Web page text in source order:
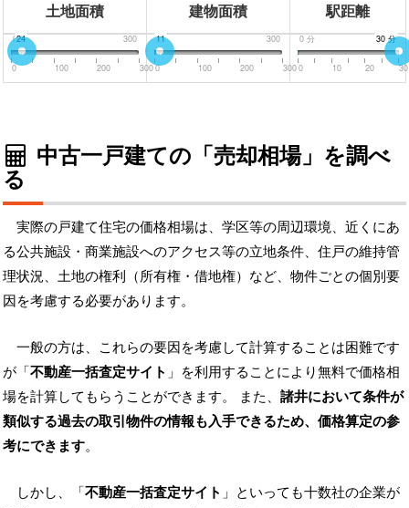
土地面積 建物面積 駅距離
0 300
24
0 100 200 300
0 300
11
0 100 200 300
0 分 30 分
30 分
0 10 20 30
中古一戸建ての「売却相場」を調べ
る
実際の戸建て住宅の価格相場は、学区等の周辺環境、近くにあ
る公共施設・商業施設へのアクセス等の立地条件、住戸の維持管
理状況、土地の権利（所有権・借地権）など、物件ごとの個別要
因を考慮する必要があります。
一般の方は、これらの要因を考慮して計算することは困難です
が「不動産一括査定サイト 」を利用することにより無料で価格相
場を計算してもらうことができます。 また、 諸井において条件が
類似する過去の取引物件の情報も入手できるため、価格算定の参
考にできます。
しかし、「不動産一括査定サイト 」といっても十数社の企業が